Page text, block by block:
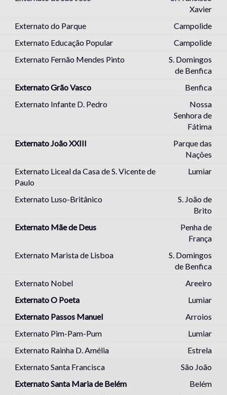
Xavier
Externato do Parque
Campolide
Externato Educação Popular
Campolide
Externato Fernão Mendes Pinto
S. Domingos
de Benfica
Externato Grão Vasco
Benfica
Externato Infante D. Pedro
Nossa
Senhora de
Fátima
Externato João XXIII
Parque das
Nações
Externato Liceal da Casa de S. Vicente de
Paulo
Lumiar
Externato Luso-Britânico
S. João de
Brito
Externato Mãe de Deus
Penha de
França
Externato Marista de Lisboa
S. Domingos
de Benfica
Externato Nobel
Areeiro
Externato O Poeta
Lumiar
Externato Passos Manuel
Arroios
Externato Pim-Pam-Pum
Lumiar
Externato Rainha D. Amélia
Estrela
Externato Santa Francisca
São João
Externato Santa Maria de Belém
Belém